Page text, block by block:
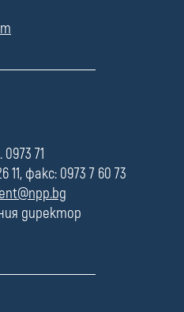
71
факс: 0973 7 60 73
директор